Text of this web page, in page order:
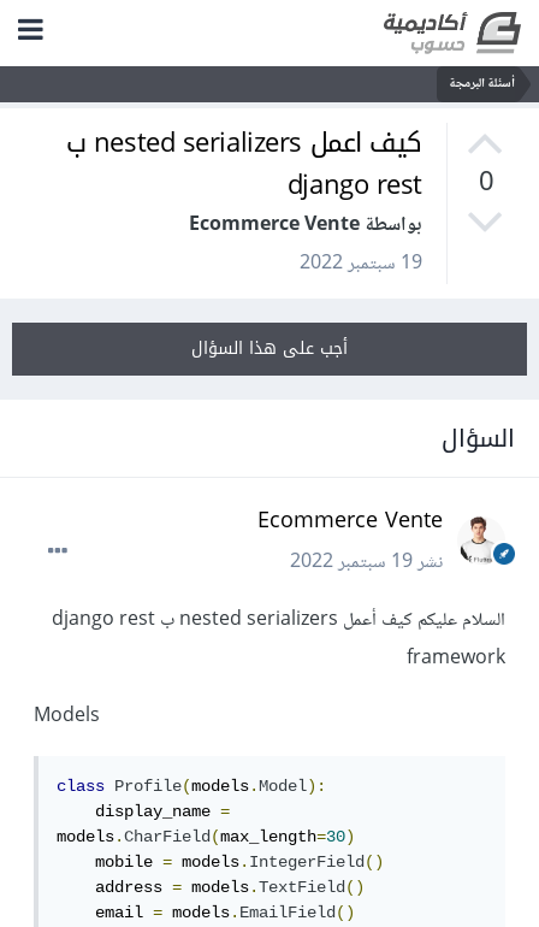
أسئلة البرمجة
0
كيف اعمل nested serializers ب
django rest
بواسطة Ecommerce Vente
19 سبتمبر 2022
أجب على هذا السؤال
السؤال
Ecommerce Vente
نشر19 سبتمبر 2022
السلام عليكم كيف أعمل nested serializers ب django rest
framework
Models
class Profile(models.Model):
    display_name
=
models.CharField(max_length=30)
    mobile
= models.IntegerField()
    address
= models.TextField()
    email
= models.EmailField()